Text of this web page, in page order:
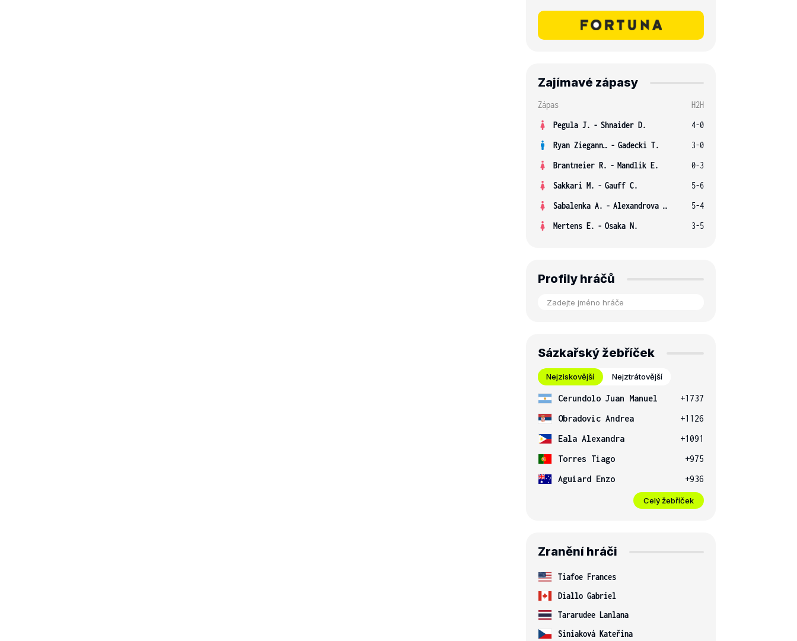
Zajímavé zápasy
Zápas
H2H
Pegula J. - Shnaider D.
4-0
Ryan Ziegann S. - Gadecki T.
3-0
Brantmeier R. - Mandlik E.
0-3
Sakkari M. - Gauff C.
5-6
Sabalenka A. - Alexandrova E.
5-4
Mertens E. - Osaka N. 3-5
Profily hráčů
Sázkařský žebříček
Nejziskovější Nejztrátovější
Cerundolo Juan Manuel
+1737
Obradovic Andrea
+1126
Eala Alexandra
+1091
Torres Tiago
+975
Aguiard Enzo
+936
Celý žebříček
Zranění hráči
Tiafoe Frances
Diallo Gabriel
Tararudee Lanlana
Siniaková Kateřina